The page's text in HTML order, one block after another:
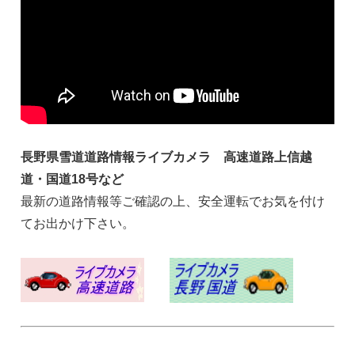
長野県雪道道路情報ライブカメラ 高速道路上信越
道・国道18号など
最新の道路情報等ご確認の上、安全運転でお気を付け
てお出かけ下さい。